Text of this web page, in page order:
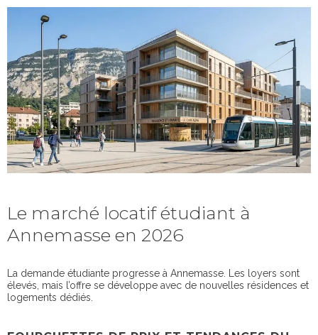
Le marché locatif étudiant à
Annemasse en 2026
La demande étudiante progresse à Annemasse. Les loyers sont
élevés, mais l’offre se développe avec de nouvelles résidences et
logements dédiés.